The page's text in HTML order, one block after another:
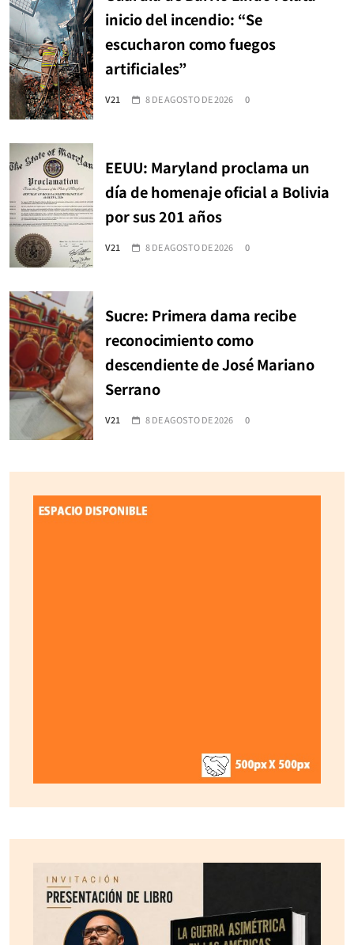
inicio del incendio: “Se
escucharon como fuegos
artificiales”
V21 8 DE AGOSTO DE 2026 0
EEUU: Maryland proclama un
día de homenaje oficial a Bolivia
por sus 201 años
V21 8 DE AGOSTO DE 2026 0
Sucre: Primera dama recibe
reconocimiento como
descendiente de José Mariano
Serrano
V21 8 DE AGOSTO DE 2026 0